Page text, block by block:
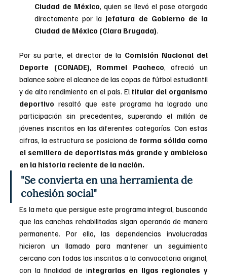
Ciudad de México, quien se llevó el pase otorgado
directamente por la Jefatura de Gobierno de la
Ciudad de México (Clara Brugada).
Por su parte, el director de la Comisión Nacional del
Deporte (CONADE), Rommel Pacheco, ofreció un
balance sobre el alcance de las copas de fútbol estudiantil
y de alto rendimiento en el país. El titular del organismo
deportivo resaltó que este programa ha logrado una
participación sin precedentes, superando el millón de
jóvenes inscritos en las diferentes categorías. Con estas
cifras, la estructura se posiciona de forma sólida como
el semillero de deportistas más grande y ambicioso
en la historia reciente de la nación.
"Se convierta en una herramienta de
cohesión social"
Es la meta que persigue este programa integral, buscando
que las canchas rehabilitadas sigan operando de manera
permanente. Por ello, las dependencias involucradas
hicieron un llamado para mantener un seguimiento
cercano con todas las inscritas a la convocatoria original,
con la finalidad de integrarlas en ligas regionales y